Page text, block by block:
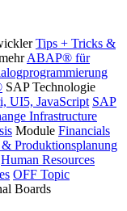
Tips + Tricks &
ABAP® für
SAP Technologie
UI5, JavaScript SAP
Infrastructure
Module Financials
Produktionsplanung
Human Resources
OFF Topic
Boards